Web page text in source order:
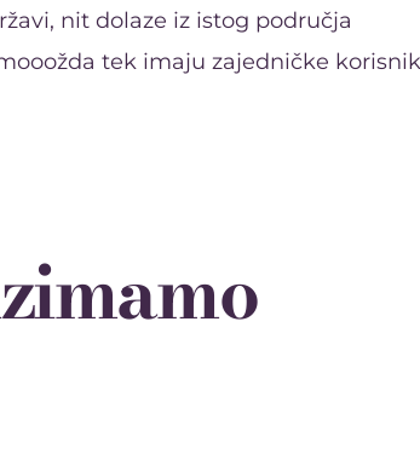
nit dolaze iz istog područja
tek imaju zajedničke